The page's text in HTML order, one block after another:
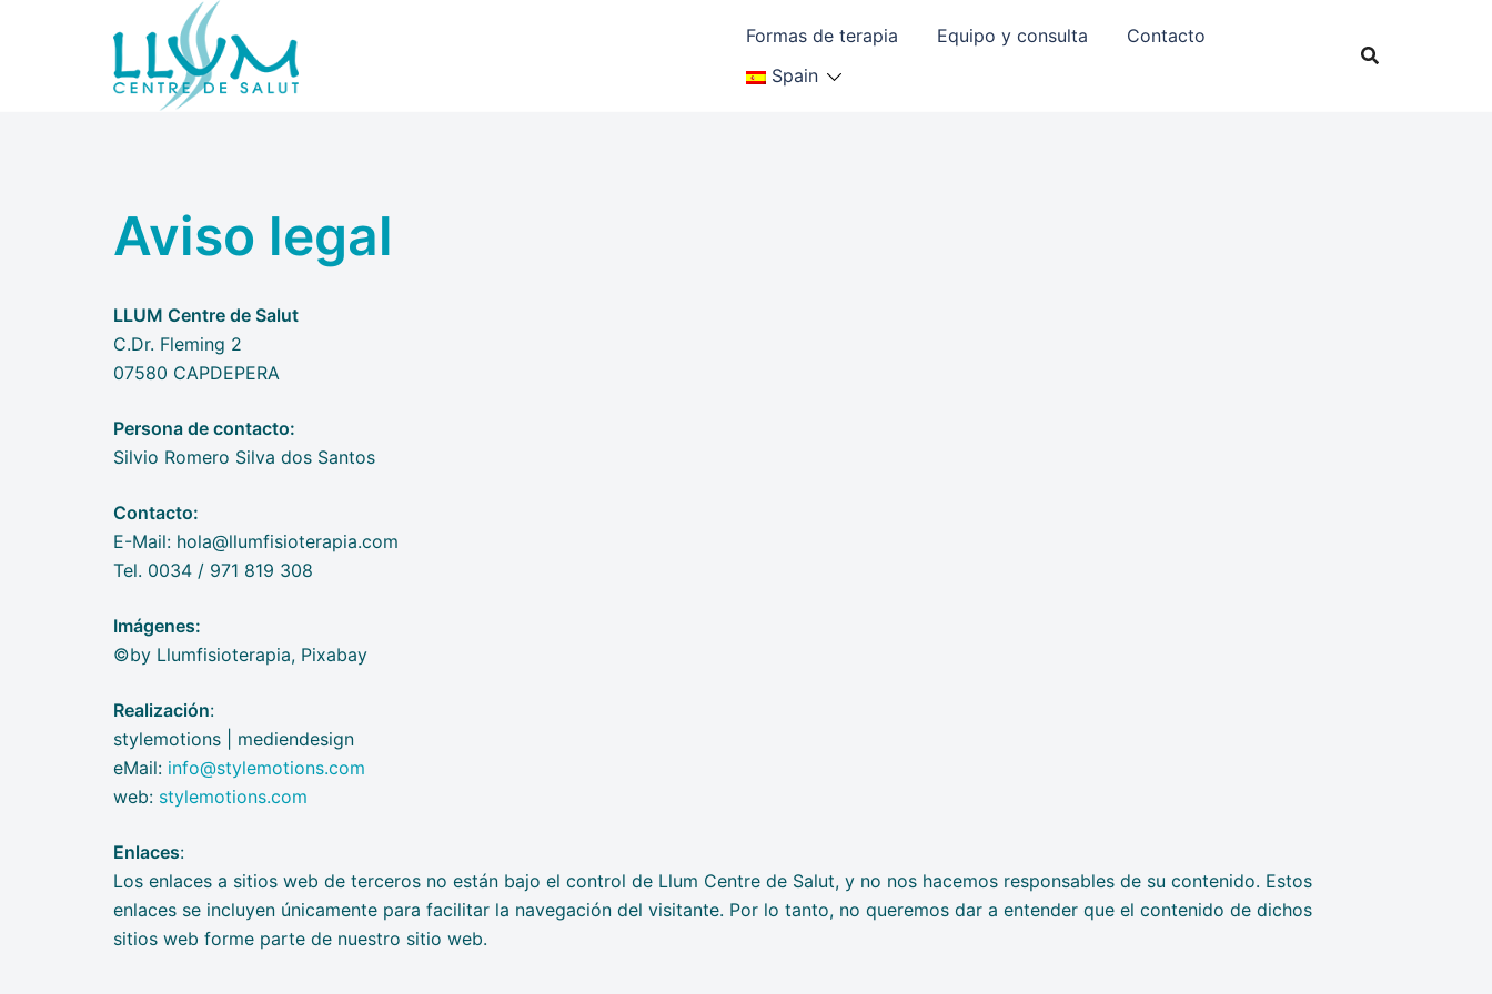
Formas de terapia Equipo y consulta
Contacto
Spain
Aviso legal
LLUM Centre de Salut
C.Dr. Fleming 2
07580 CAPDEPERA
Persona de contacto:
Silvio Romero Silva dos Santos
Contacto:
E-Mail: hola@llumfisioterapia.com
Tel. 0034 / 971 819 308
Imágenes:
©by Llumfisioterapia, Pixabay
Realización:
stylemotions | mediendesign
eMail: info@stylemotions.com
web: stylemotions.com
Enlaces:
Los enlaces a sitios web de terceros no están bajo el control de Llum Centre de Salut, y no nos hacemos responsables de su contenido. Estos
enlaces se incluyen únicamente para facilitar la navegación del visitante. Por lo tanto, no queremos dar a entender que el contenido de dichos
sitios web forme parte de nuestro sitio web.